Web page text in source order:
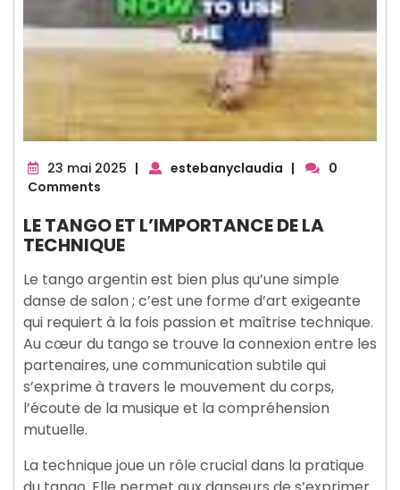
23 mai 2025 23
| estebanyclaudia |
0
Comments
LE TANGO ET L’IMPORTANCE DE LA
TECHNIQUE
Le tango argentin est bien plus qu’une simple
danse de salon ; c’est une forme d’art exigeante
qui requiert à la fois passion et maîtrise technique.
Au cœur du tango se trouve la connexion entre les
partenaires, une communication subtile qui
s’exprime à travers le mouvement du corps,
l’écoute de la musique et la compréhension
mutuelle.
La technique joue un rôle crucial dans la pratique